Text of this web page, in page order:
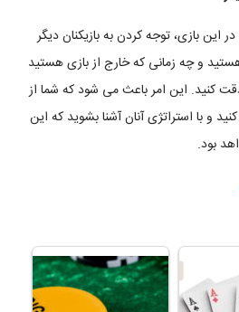
این بازی، توجه کردن به بازیکنان دیگر
و چه زمانی که خارج از بازی هستید
کنید. این امر باعث می شود که شما از
و با استراتژی آنان آشنا بشوید که این
بود.